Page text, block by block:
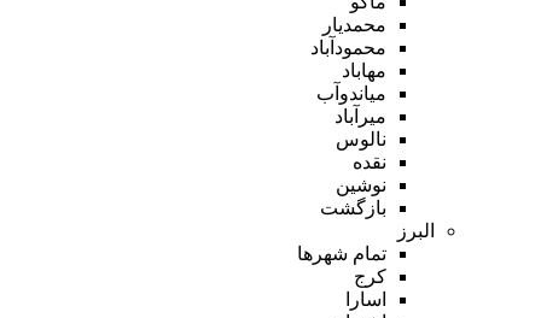
محمدیار
محمودآباد
مهاباد
میاندوآب
میرآباد
نالوس
نقده
نوشین
بازگشت
البرز
تمام شهر‌ها
کرج
اسارا